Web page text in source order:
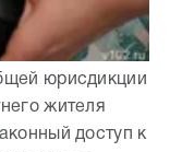
юрисдикции
жителя
доступ к